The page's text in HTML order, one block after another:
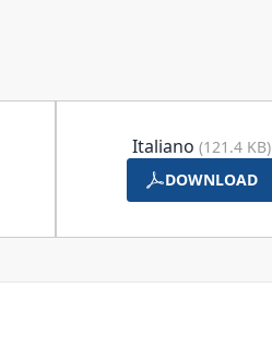
Italiano (121.4 KB)
DOWNLOAD